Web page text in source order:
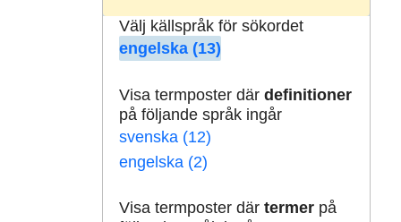
Välj källspråk för sökordet
engelska (13)
Visa termposter där definitioner
på följande språk ingår
svenska (12)
engelska (2)
Visa termposter där termerpå